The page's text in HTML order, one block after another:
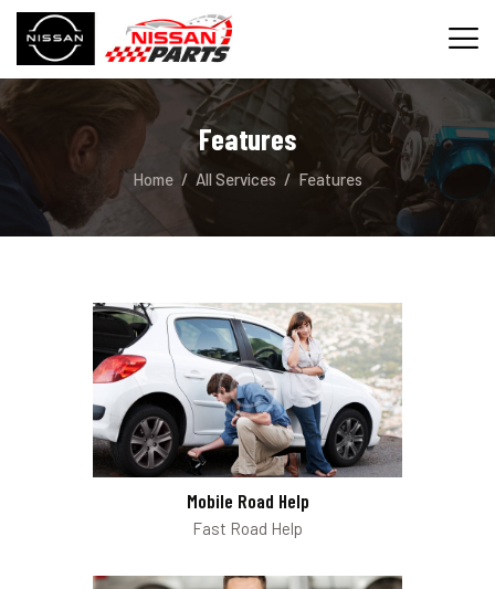
Features
Home All Services Features
INICIO
SERVICIOS
REPUESTOS
Mobile Road Help
Fast Road Help